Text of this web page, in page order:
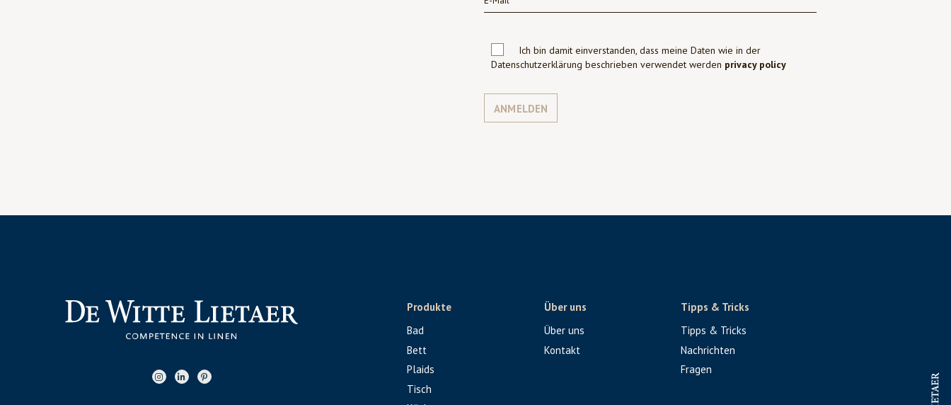
Ich bin damit einverstanden, dass meine Daten wie in der
Datenschutzerklärung beschrieben verwendet werden privacy policy
ANMELDEN
Produkte
Bad
Bett
Plaids
Tisch
Über uns
Über uns
Kontakt
Tipps & Tricks
Tipps & Tricks
Nachrichten
Fragen